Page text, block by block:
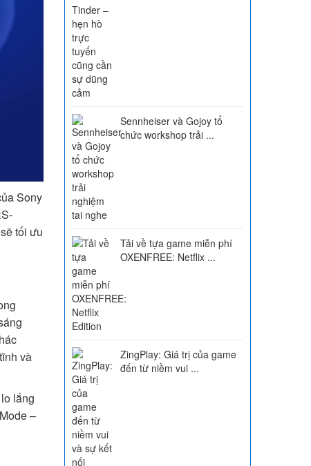
Sony
tối ưu
và
lắng
–
Sennheiser và Gojoy tổ
chức workshop trải ...
Tải về tựa game miễn phí
OXENFREE: Netflix ...
ZingPlay: Giá trị của game
đến từ niềm vui ...